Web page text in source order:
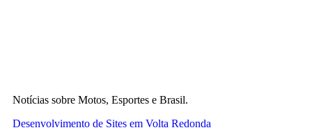
Notícias sobre Motos, Esportes e Brasil.
Desenvolvimento de Sites em Volta Redonda